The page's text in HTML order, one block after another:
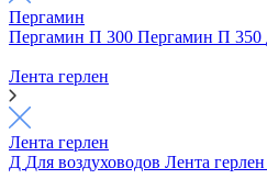
Пергамин
Пергамин П 300 Пергамин П 350
Лента герлен
Лента герлен
Д Для воздуховодов Лента